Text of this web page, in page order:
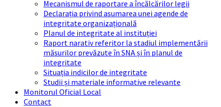
Mecanismul de raportare a încălcărilor legii
Declarația privind asumarea unei agende de
integritate organizațională
Planul de integritate al instituției
Raport narativ referitor la stadiul implementării
măsurilor prevăzute în SNA și în planul de
integritate
Situația indicilor de integritate
Studii și materiale informative relevante
Monitorul Oficial Local
Contact